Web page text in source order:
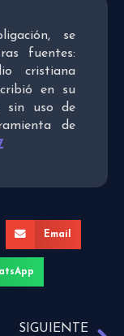
se
fuentes:
cristiana
en su
sin uso de
de
Email
SIGUIENTE